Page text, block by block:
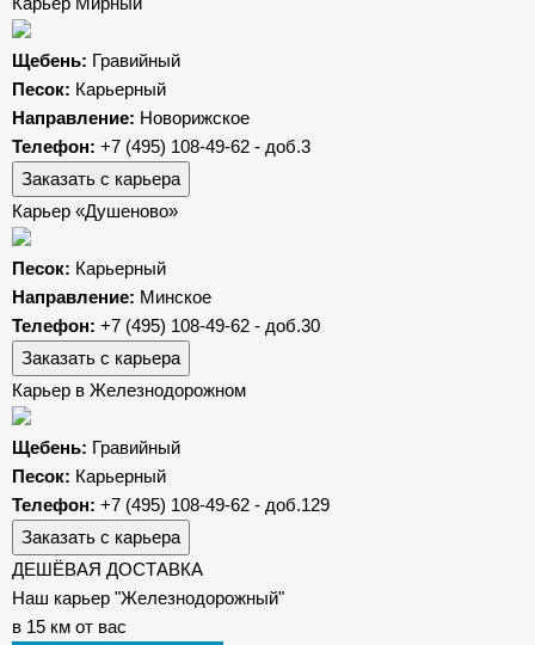
Щебень: Гравийный
Песок: Карьерный
Направление: Новорижское
Телефон: +7 (495) 108-49-62 - доб.3
Заказать с карьера
Карьер «Душеново»
Песок: Карьерный
Направление: Минское
Телефон: +7 (495) 108-49-62 - доб.30
Заказать с карьера
Карьер в Железнодорожном
Щебень: Гравийный
Песок: Карьерный
Телефон: +7 (495) 108-49-62 - доб.129
Заказать с карьера
ДЕШЁВАЯ ДОСТАВКА
Наш карьер "Железнодорожный"
в 15 км от вас